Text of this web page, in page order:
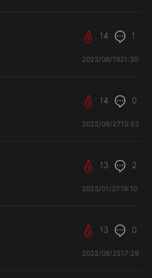
14 1
2023/06/1921:30
14 0
2022/09/2715:53
13 2
2023/01/2719:10
13 0
2022/08/2517:29